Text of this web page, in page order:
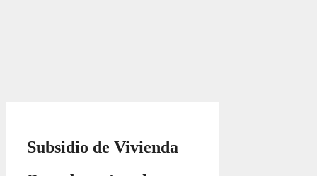
Subsidio de Vivienda